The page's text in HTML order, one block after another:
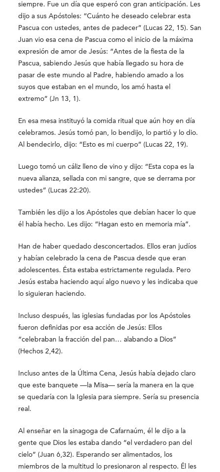
siempre. Fue un día que esperó con gran anticipación. Les
dijo a sus Apóstoles: “Cuánto he deseado celebrar esta
Pascua con ustedes, antes de padecer” (Lucas 22, 15). San
Juan vio esa cena de Pascua como el inicio de la máxima
expresión de amor de Jesús: “Antes de la fiesta de la
Pascua, sabiendo Jesús que había llegado su hora de
pasar de este mundo al Padre, habiendo amado a los
suyos que estaban en el mundo, los amó hasta el
extremo” (Jn 13, 1).
En esa mesa instituyó la comida ritual que aún hoy en día
celebramos. Jesús tomó pan, lo bendijo, lo partió y lo dio.
Al bendecirlo, dijo: “Esto es mi cuerpo” (Lucas 22, 19).
Luego tomó un cáliz lleno de vino y dijo: “Esta copa es la
nueva alianza, sellada con mi sangre, que se derrama por
ustedes” (Lucas 22:20).
También les dijo a los Apóstoles que debían hacer lo que
él había hecho. Les dijo: “Hagan esto en memoria mía”.
Han de haber quedado desconcertados. Ellos eran judíos
y habían celebrado la cena de Pascua desde que eran
adolescentes. Ésta estaba estrictamente regulada. Pero
Jesús estaba haciendo aquí algo nuevo y les indicaba que
lo siguieran haciendo.
Incluso después, las iglesias fundadas por los Apóstoles
fueron definidas por esa acción de Jesús: Ellos
“celebraban la fracción del pan… alabando a Dios”
(Hechos 2,42).
Incluso antes de la Última Cena, Jesús había dejado claro
que este banquete —la Misa— sería la manera en la que
se quedaría con la Iglesia para siempre. Sería su presencia
real.
Al enseñar en la sinagoga de Cafarnaúm, él le dijo a la
gente que Dios les estaba dando “el verdadero pan del
cielo” (Juan 6,32). Esperando ser alimentados, los
miembros de la multitud lo presionaron al respecto. Él les